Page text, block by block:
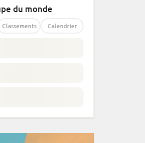
du monde
Classements Calendrier